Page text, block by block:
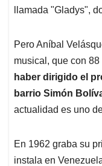
llamada "Gladys",
Pero Aníbal
musical, que con
haber dirigido el
barrio Simón
actualidad es uno
En 1962 graba su
instala en